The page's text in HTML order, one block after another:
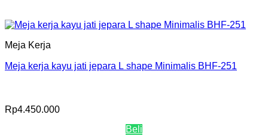
Meja Kerja
Meja kerja kayu jati jepara L shape Minimalis BHF-251
Rp4.450.000
Beli